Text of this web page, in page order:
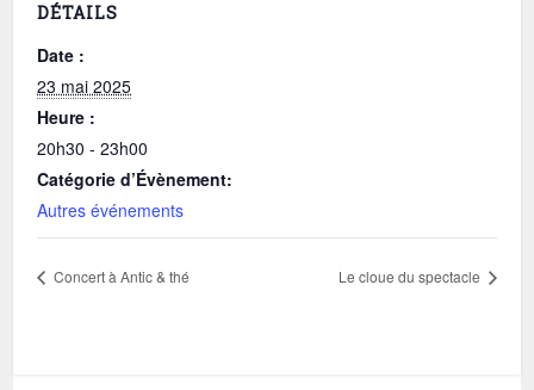
DÉTAILS
Date :
23 mai 2025
Heure :
20h30 - 23h00
Catégorie d’Évènement:
Autres événements
Concert à Antic & thé Le cloue du spectacle